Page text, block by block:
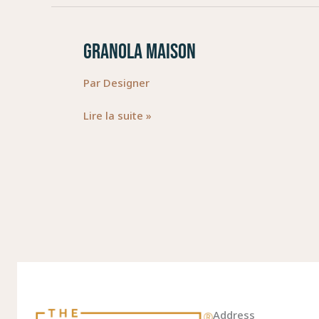
GRANOLA MAISON
Par Designer
GRANOLA
Lire la suite »
Address